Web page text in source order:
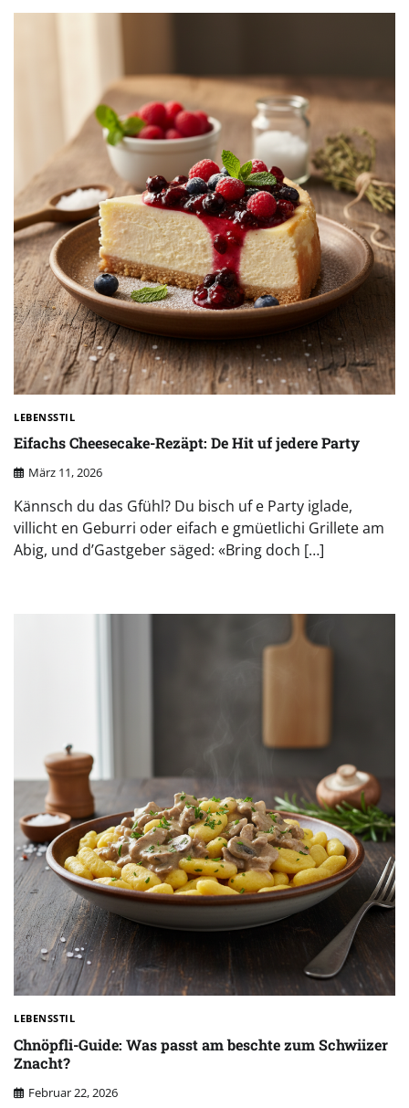
LEBENSSTIL
Eifachs Cheesecake-Rezäpt: De Hit uf jedere Party
März 11, 2026
Kännsch du das Gfühl? Du bisch uf e Party iglade,
villicht en Geburri oder eifach e gmüetlichi Grillete am
Abig, und d’Gastgeber säged: «Bring doch […]
LEBENSSTIL
Chnöpfli-Guide: Was passt am beschte zum Schwiizer
Znacht?
Februar 22, 2026